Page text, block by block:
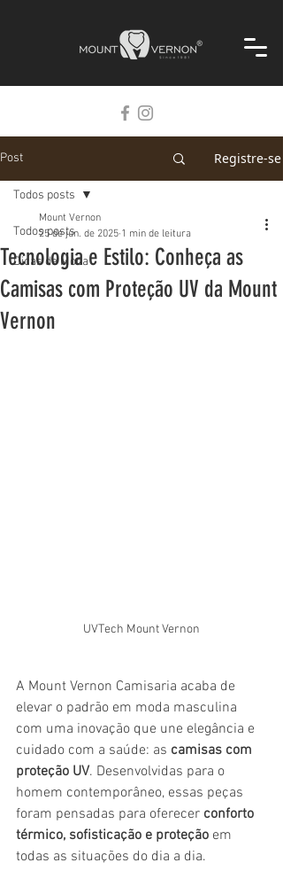
Post Registre-se
Todos posts
Dicas de Moda
Todos posts
Tecnologia e Estilo: Conheça as
Camisas com Proteção UV da Mount
Vernon
Mount Vernon
25 de jun. de 2025 1 min de leitura
UVTech Mount Vernon
A Mount Vernon Camisaria acaba de
elevar o padrão em moda masculina
com uma inovação que une elegância e
cuidado com a saúde: as camisas com
proteção UV. Desenvolvidas para o
homem contemporâneo, essas peças
foram pensadas para oferecer conforto
térmico, sofisticação e proteção em
todas as situações do dia a dia.